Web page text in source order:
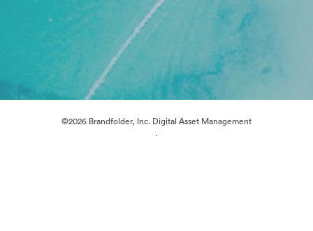
©2026 Brandfolder, Inc. Digital Asset Management
·